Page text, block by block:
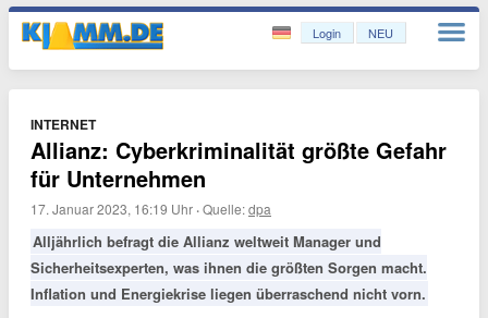
Login NEU
INTERNET
Allianz: Cyberkriminalität größte Gefahr
für Unternehmen
17. Januar 2023, 16:19 Uhr ·Quelle:dpa
Alljährlich befragt die Allianz weltweit Manager und
Sicherheitsexperten, was ihnen die größten Sorgen macht.
Inflation und Energiekrise liegen überraschend nicht vorn.